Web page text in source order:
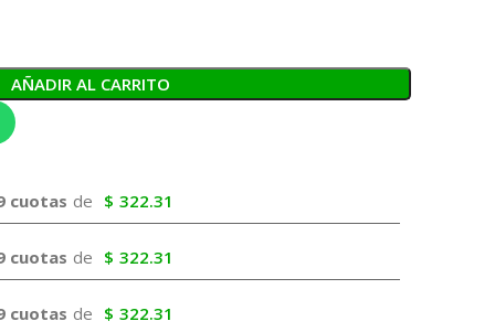
AÑADIR AL CARRITO
cuotas de $ 322.31
cuotas de $ 322.31
cuotas de $ 322.31